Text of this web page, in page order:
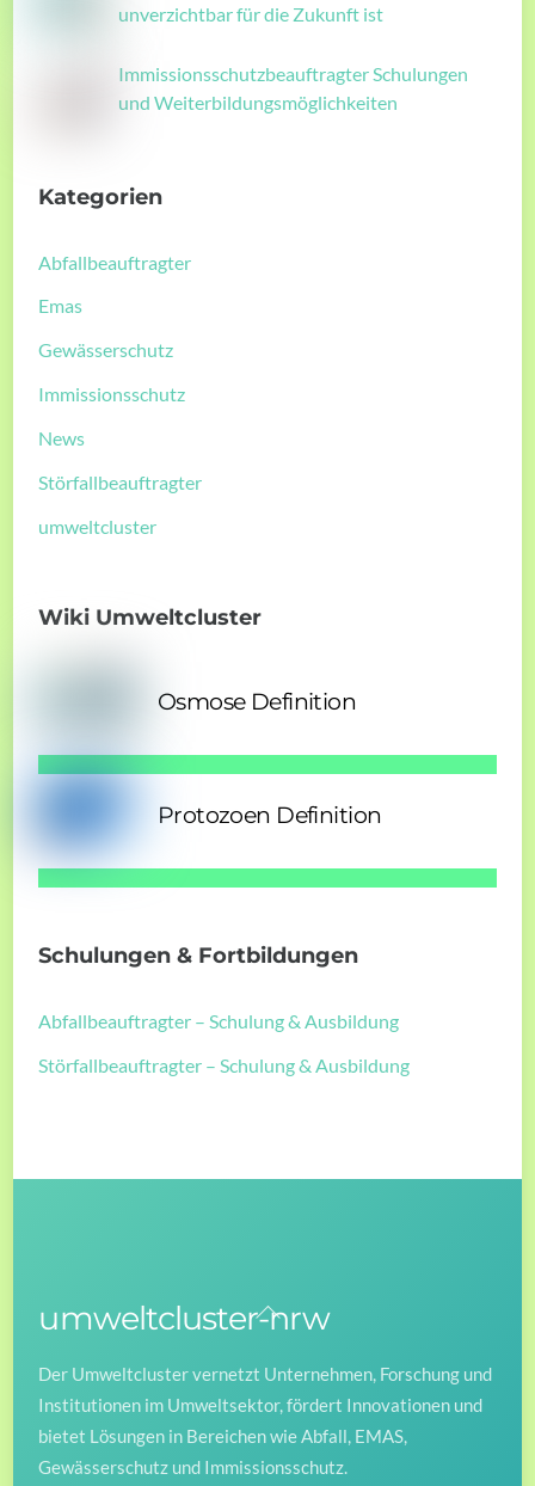
unverzichtbar für die Zukunft ist
Immissionsschutzbeauftragter Schulungen
und Weiterbildungsmöglichkeiten
Kategorien
Abfallbeauftragter
Emas
Gewässerschutz
Immissionsschutz
News
Störfallbeauftragter
umweltcluster
Wiki Umweltcluster
Osmose Definition
Protozoen Definition
Schulungen & Fortbildungen
Abfallbeauftragter – Schulung & Ausbildung
Störfallbeauftragter – Schulung & Ausbildung
Back
Top
umweltcluster-nrw
Der Umweltcluster vernetzt Unternehmen, Forschung und
Institutionen im Umweltsektor, fördert Innovationen und
bietet Lösungen in Bereichen wie Abfall, EMAS,
Gewässerschutz und Immissionsschutz.